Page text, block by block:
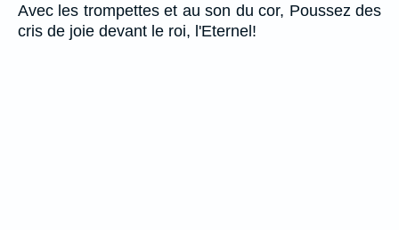
Avec les trompettes et au son du cor, Poussez des
cris de joie devant le roi, l'Eternel!